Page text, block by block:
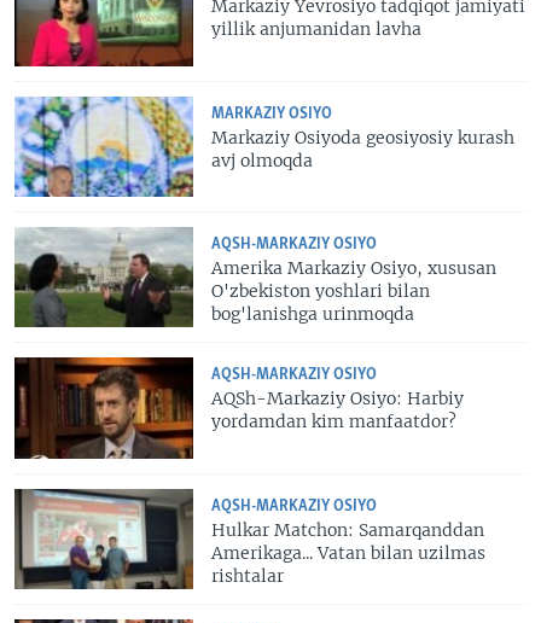
Markaziy Yevrosiyo tadqiqot jamiyati
yillik anjumanidan lavha
MARKAZIY OSIYO
Markaziy Osiyoda geosiyosiy kurash
avj olmoqda
AQSH-MARKAZIY OSIYO
Amerika Markaziy Osiyo, xususan
O'zbekiston yoshlari bilan
bog'lanishga urinmoqda
AQSH-MARKAZIY OSIYO
AQSh-Markaziy Osiyo: Harbiy
yordamdan kim manfaatdor?
AQSH-MARKAZIY OSIYO
Hulkar Matchon: Samarqanddan
Amerikaga... Vatan bilan uzilmas
rishtalar